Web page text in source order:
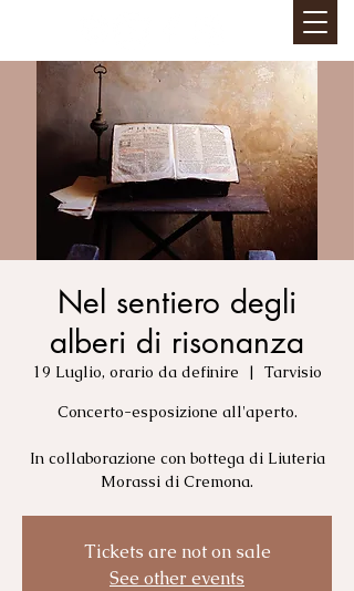
Nel sentiero degli
alberi di risonanza
19 Luglio, orario da definire
  |
Tarvisio
Concerto-esposizione all'aperto.
In collaborazione con bottega di Liuteria
Morassi di Cremona.
Tickets are not on sale
See other events